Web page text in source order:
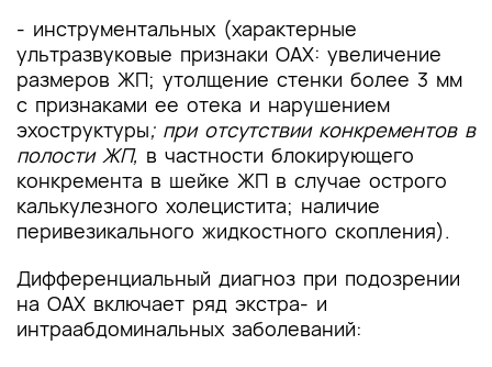
- инструментальных (характерные
ультразвуковые признаки ОАХ: увеличение
размеров ЖП; утолщение стенки более 3 мм
с признаками ее отека и нарушением
эхоструктуры; при отсутствии конкрементов в
полости ЖП, в частности блокирующего
конкремента в шейке ЖП в случае острого
калькулезного холецистита; наличие
перивезикального жидкостного скопления).
Дифференциальный диагноз при подозрении
на ОАХ включает ряд экстра- и
интраабдоминальных заболеваний: